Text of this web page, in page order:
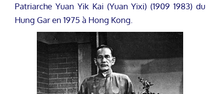
Patriarche Yuan Yik Kai (Yuan Yixi) (1909 1983) du
Hung Gar en 1975 à Hong Kong.